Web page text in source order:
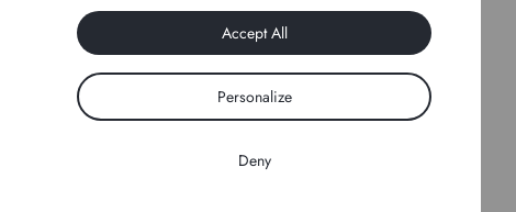
Made byIzhak
Deny
Personalize
Accept All